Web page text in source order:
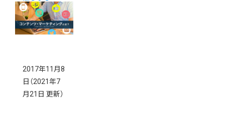
2017年11月8
日 （2021年7
月21日 更新）